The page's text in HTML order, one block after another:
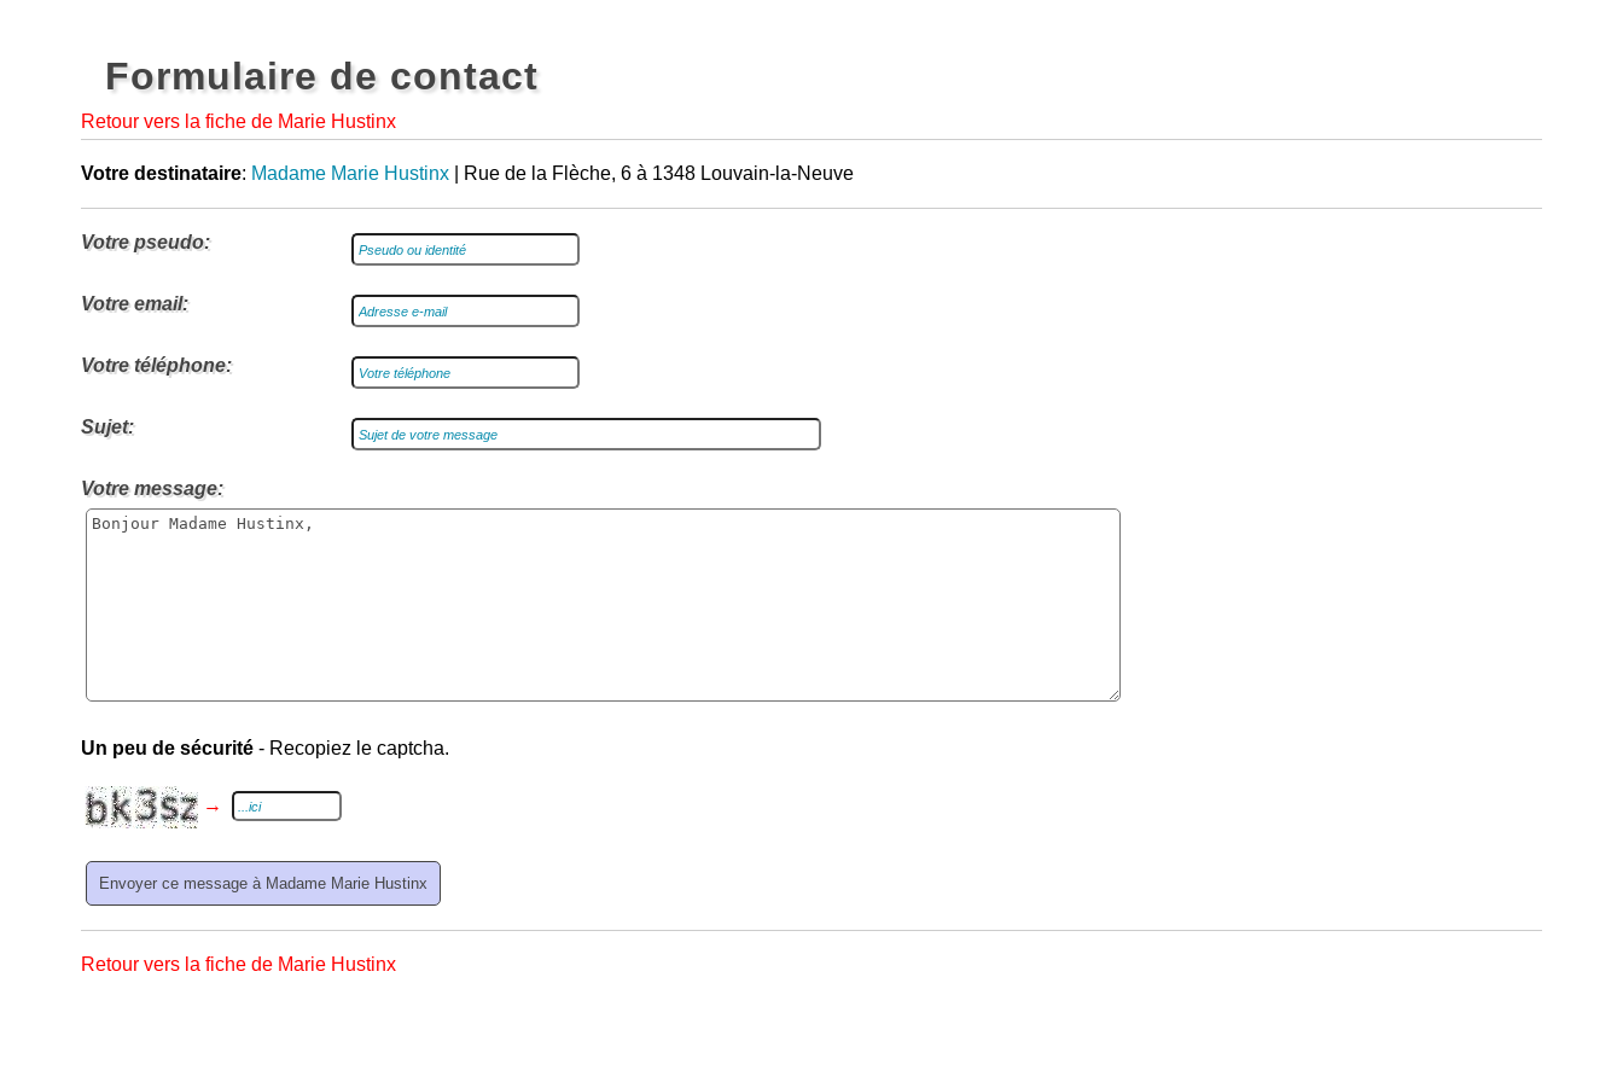
Formulaire de contact
Retour vers la fiche de Marie Hustinx
Votre destinataire: Madame Marie Hustinx | Rue de la Flèche, 6 à 1348 Louvain-la-Neuve
Votre pseudo:
Votre email:
Votre téléphone:
Sujet:
Votre message:
Un peu de sécurité - Recopiez le captcha.
→
Retour vers la fiche de Marie Hustinx